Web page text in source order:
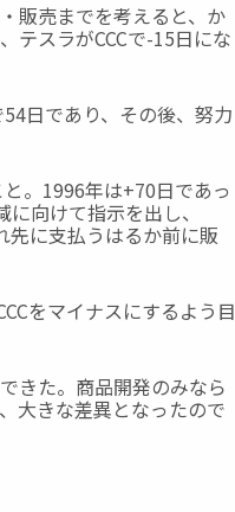
販売までを考えると、か
テスラがCCCで-15日にな
日であり、その後、努力
。1996年は+70日であっ
向けて指示を出し、
先に支払うはるか前に販
をマイナスにするよう目
きた。商品開発のみなら
大きな差異となったので